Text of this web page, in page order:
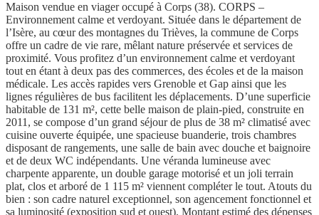
Maison vendue en viager occupé à Corps (38). CORPS –
Environnement calme et verdoyant. Située dans le département de
l’Isère, au cœur des montagnes du Trièves, la commune de Corps
offre un cadre de vie rare, mêlant nature préservée et services de
proximité. Vous profitez d’un environnement calme et verdoyant
tout en étant à deux pas des commerces, des écoles et de la maison
médicale. Les accès rapides vers Grenoble et Gap ainsi que les
lignes régulières de bus facilitent les déplacements. D’une superficie
habitable de 131 m², cette belle maison de plain-pied, construite en
2011, se compose d’un grand séjour de plus de 38 m² climatisé avec
cuisine ouverte équipée, une spacieuse buanderie, trois chambres
disposant de rangements, une salle de bain avec douche et baignoire
et de deux WC indépendants. Une véranda lumineuse avec
charpente apparente, un double garage motorisé et un joli terrain
plat, clos et arboré de 1 115 m² viennent compléter le tout. Atouts du
bien : son cadre naturel exceptionnel, son agencement fonctionnel et
sa luminosité (exposition sud et ouest). Montant estimé des dépenses